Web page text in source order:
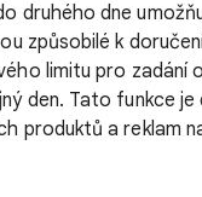
druhého dne
způsobilé k
limitu pro zadání
den. Tato funkce je
produktů a reklam